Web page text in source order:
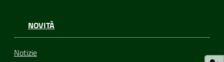
NOVITÀ
Notizie